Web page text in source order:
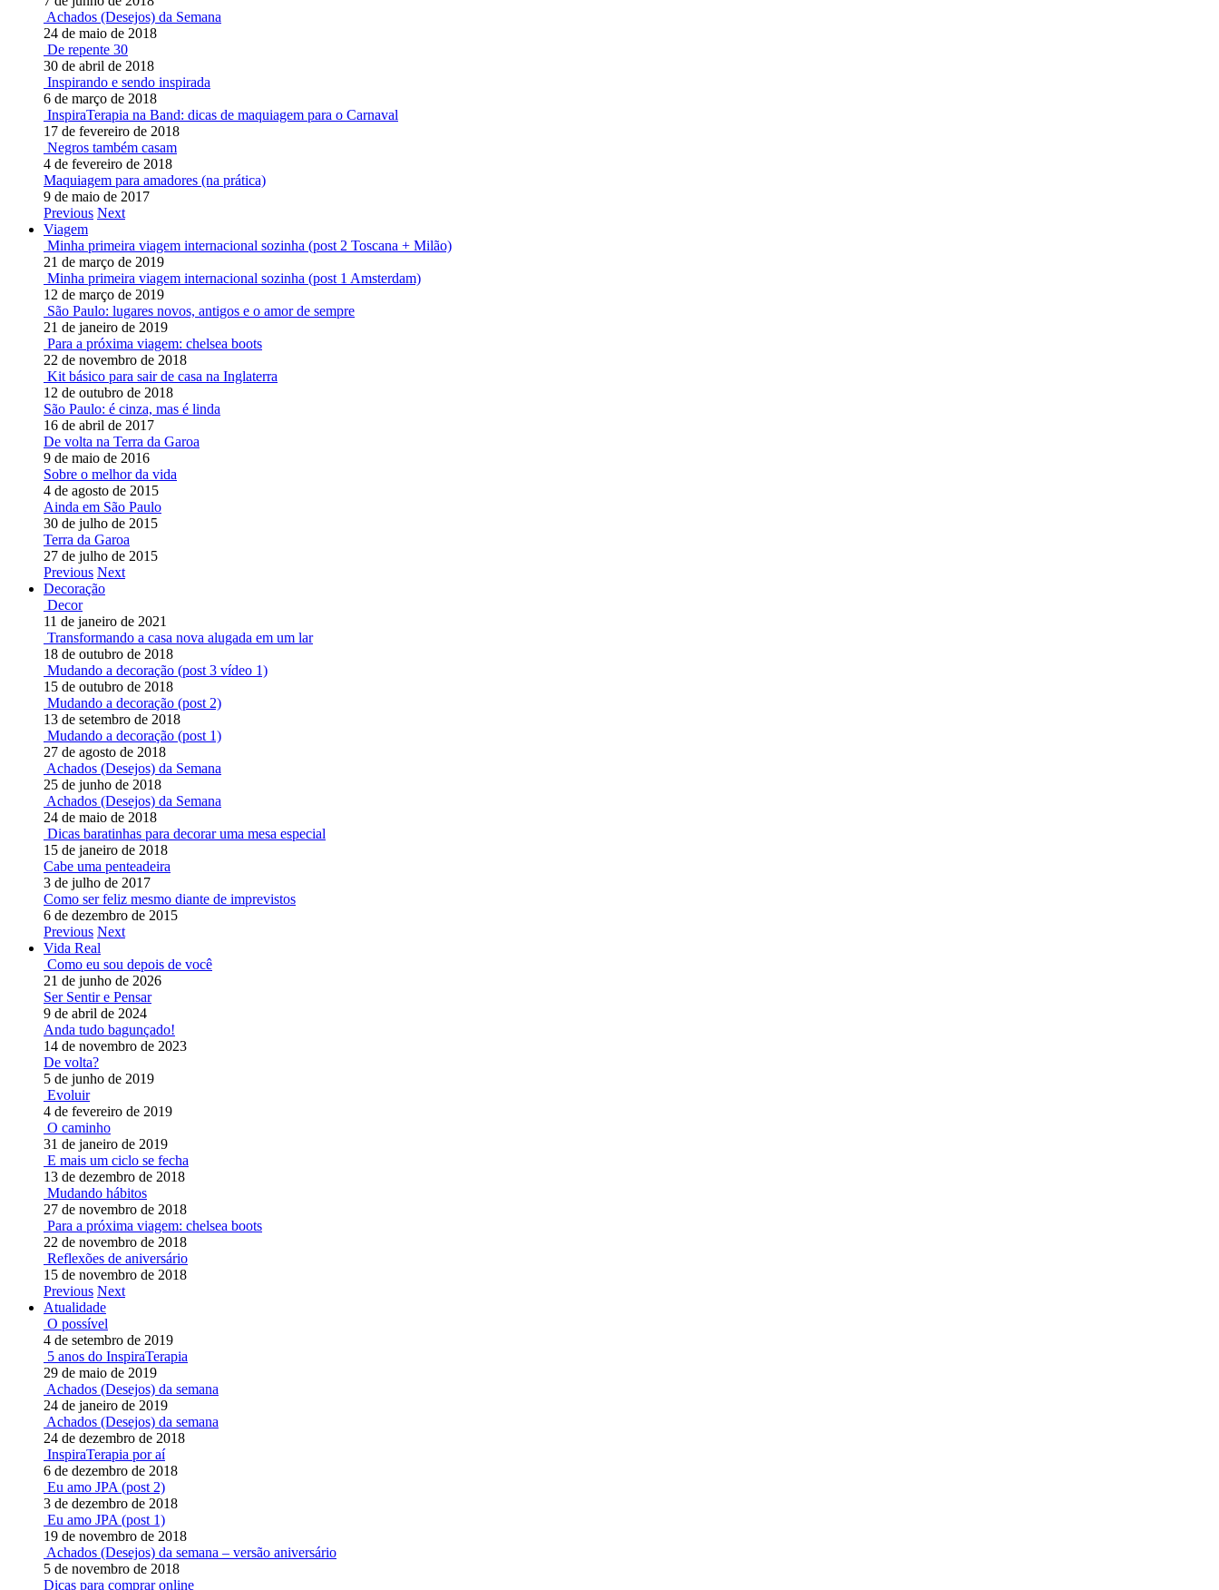
Achados (Desejos) da Semana
24 de maio de 2018
De repente 30
30 de abril de 2018
Inspirando e sendo inspirada
6 de março de 2018
InspiraTerapia na Band: dicas de maquiagem para o Carnaval
17 de fevereiro de 2018
Negros também casam
4 de fevereiro de 2018
Maquiagem para amadores (na prática)
9 de maio de 2017
Previous Next
Viagem
Minha primeira viagem internacional sozinha (post 2 Toscana + Milão)
21 de março de 2019
Minha primeira viagem internacional sozinha (post 1 Amsterdam)
12 de março de 2019
São Paulo: lugares novos, antigos e o amor de sempre
21 de janeiro de 2019
Para a próxima viagem: chelsea boots
22 de novembro de 2018
Kit básico para sair de casa na Inglaterra
12 de outubro de 2018
São Paulo: é cinza, mas é linda
16 de abril de 2017
De volta na Terra da Garoa
9 de maio de 2016
Sobre o melhor da vida
4 de agosto de 2015
Ainda em São Paulo
30 de julho de 2015
Terra da Garoa
27 de julho de 2015
Previous Next
Decoração
Decor
11 de janeiro de 2021
Transformando a casa nova alugada em um lar
18 de outubro de 2018
Mudando a decoração (post 3 vídeo 1)
15 de outubro de 2018
Mudando a decoração (post 2)
13 de setembro de 2018
Mudando a decoração (post 1)
27 de agosto de 2018
Achados (Desejos) da Semana
25 de junho de 2018
Achados (Desejos) da Semana
24 de maio de 2018
Dicas baratinhas para decorar uma mesa especial
15 de janeiro de 2018
Cabe uma penteadeira
3 de julho de 2017
Como ser feliz mesmo diante de imprevistos
6 de dezembro de 2015
Previous Next
Vida Real
Como eu sou depois de você
21 de junho de 2026
Ser Sentir e Pensar
9 de abril de 2024
Anda tudo bagunçado!
14 de novembro de 2023
De volta?
5 de junho de 2019
Evoluir
4 de fevereiro de 2019
O caminho
31 de janeiro de 2019
E mais um ciclo se fecha
13 de dezembro de 2018
Mudando hábitos
27 de novembro de 2018
Para a próxima viagem: chelsea boots
22 de novembro de 2018
Reflexões de aniversário
15 de novembro de 2018
Previous Next
Atualidade
O possível
4 de setembro de 2019
5 anos do InspiraTerapia
29 de maio de 2019
Achados (Desejos) da semana
24 de janeiro de 2019
Achados (Desejos) da semana
24 de dezembro de 2018
InspiraTerapia por aí
6 de dezembro de 2018
Eu amo JPA (post 2)
3 de dezembro de 2018
Eu amo JPA (post 1)
19 de novembro de 2018
Achados (Desejos) da semana – versão aniversário
5 de novembro de 2018
Dicas para comprar online